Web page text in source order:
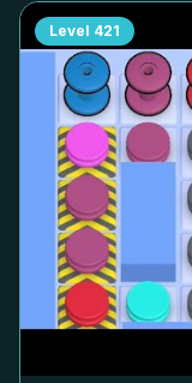
Level 421